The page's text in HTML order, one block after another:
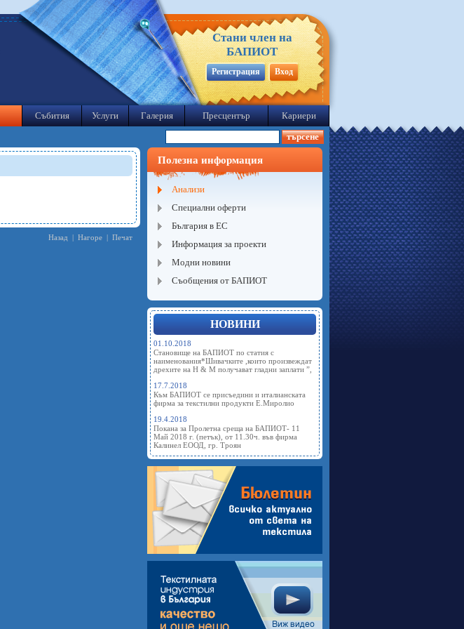
Стани член на
БАПИОТ
Регистрация Вход
Събития Услуги Галерия Пресцентър Кариери
Назад | Нагоре | Печат
Полезна информация
Анализи
Специални оферти
България в ЕС
Информация за проекти
Модни новини
Съобщения от БАПИОТ
НОВИНИ
01.10.2018
Становище на БАПИОТ по статия с
наименования*Шивачките ,които произвеждат
дрехите на Н & М получават гладни заплати ”,
17.7.2018
Към БАПИОТ се присъедини и италианската
фирма за текстилни продукти Е.Миролио
19.4.2018
Покана за Пролетна среща на БАПИОТ- 11
Май 2018 г. (петък), от 11.30ч. във фирма
Калинел ЕООД, гр. Троян